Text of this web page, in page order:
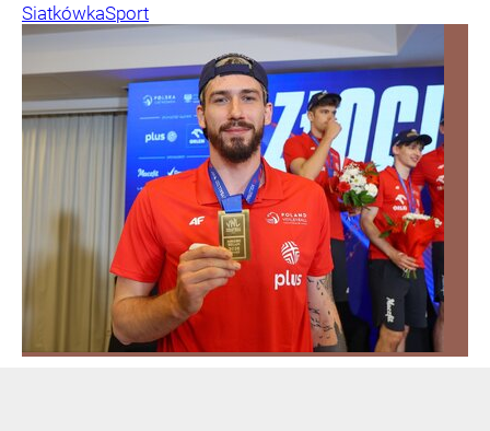
SiatkówkaSport